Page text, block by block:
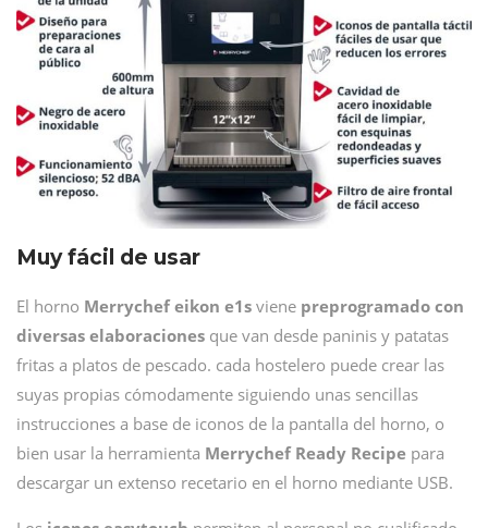
Muy fácil de usar
El horno Merrychef eikon e1s viene preprogramado con
diversas elaboraciones que van desde paninis y patatas
fritas a platos de pescado. cada hostelero puede crear las
suyas propias cómodamente siguiendo unas sencillas
instrucciones a base de iconos de la pantalla del horno, o
bien usar la herramienta Merrychef Ready Recipe para
descargar un extenso recetario en el horno mediante USB.